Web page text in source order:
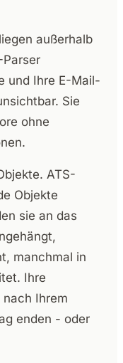
liegen außerhalb
Parser
und Ihre E-Mail-
Sie
ohne
ATS-
Objekte
sie an das
manchmal in
Ihre
Ihrem
enden - oder